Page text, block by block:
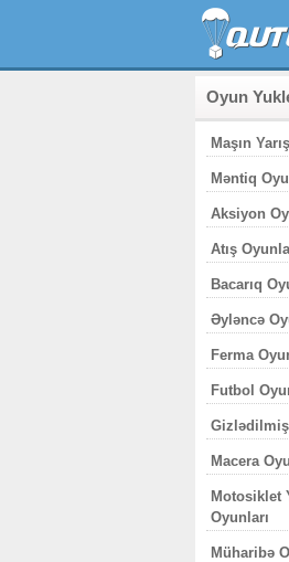
Oyun
Maşın
Məntiq
Aksiyon
Atış
Bacarıq
Əyləncə
Ferma
Futbol
Macera
Motosiklet
Oyunları
Müharibə